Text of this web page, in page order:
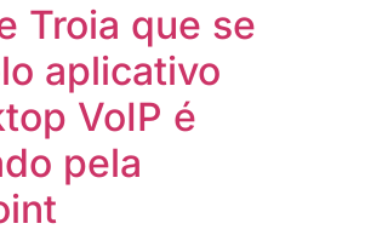
Troia que se
aplicativo
VoIP é
pela